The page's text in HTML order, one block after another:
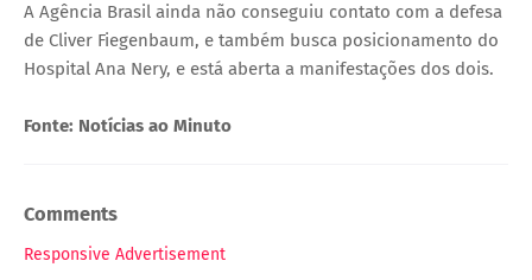
A Agência Brasil ainda não conseguiu contato com a defesa
de Cliver Fiegenbaum, e também busca posicionamento do
Hospital Ana Nery, e está aberta a manifestações dos dois.
Fonte: Notícias ao Minuto
Comments
Responsive Advertisement